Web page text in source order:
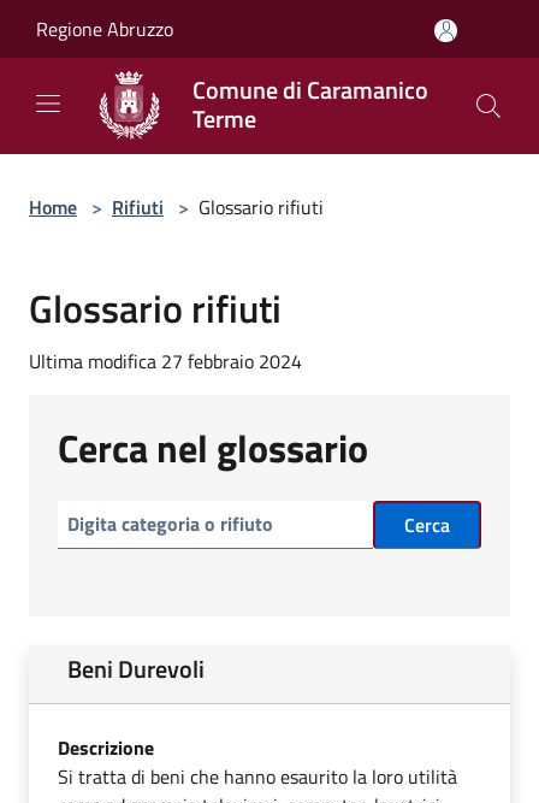
Regione Abruzzo
Comune di Caramanico
Terme
Home > Rifiuti > Glossario rifiuti
Glossario rifiuti
Ultima modifica 27 febbraio 2024
Cerca nel glossario
Cerca
Beni Durevoli
Descrizione
Si tratta di beni che hanno esaurito la loro utilità